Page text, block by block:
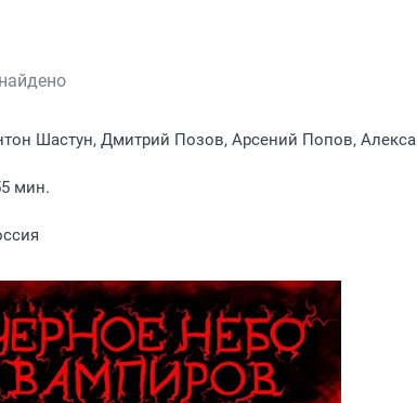
Шастун, Дмитрий Позов, Арсений Попов,
мин.